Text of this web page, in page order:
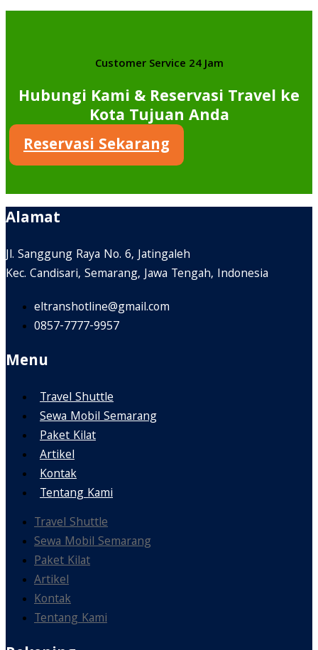
Customer Service 24 Jam
Hubungi Kami & Reservasi Travel ke
Kota Tujuan Anda
Reservasi Sekarang
Alamat
Jl. Sanggung Raya No. 6, Jatingaleh
Kec. Candisari, Semarang, Jawa Tengah, Indonesia
eltranshotline@gmail.com
0857-7777-9957
Menu
Travel Shuttle
Sewa Mobil Semarang
Paket Kilat
Artikel
Kontak
Tentang Kami
Travel Shuttle
Sewa Mobil Semarang
Paket Kilat
Artikel
Kontak
Tentang Kami